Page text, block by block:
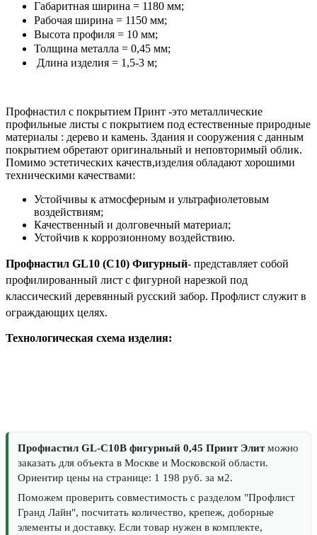
Габаритная ширина = 1180 мм;
Рабочая ширина = 1150 мм;
Высота профиля = 10 мм;
Толщина металла = 0,45 мм;
Длина изделия = 1,5-3 м;
Профнастил с покрытием Принт -это металлические
профильные листы с покрытием под естественные природные
материалы : дерево и камень. Здания и сооружения с данным
покрытием обретают оригинальный и неповторимый облик.
Помимо эстетических качеств,изделия обладают хорошими
техническими качествами:
Устойчивы к атмосферным и ультрафиолетовым
воздействиям;
Качественный и долговечный материал;
Устойчив к коррозионному воздействию.
Профнастил GL10 (С10) Фигурный- представляет собой
профилированный лист с фигурной нарезкой под
классический деревянный русский забор. Профлист служит в
ограждающих целях.
Технологическая схема изделия:
Профнастил GL-С10B фигурный 0,45 Принт Элитможно
заказать для объекта в Москве и Московской области.
Ориентир цены на странице: 1 198 руб. за м2.
Поможем проверить совместимость с разделом "Профлист
Гранд Лайн", посчитать количество, крепеж, доборные
элементы и доставку. Если товар нужен в комплекте,